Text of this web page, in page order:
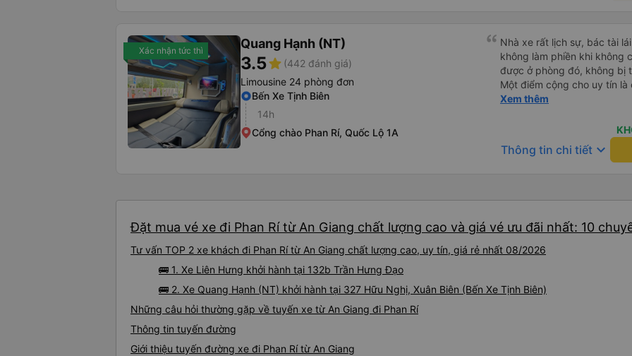
từ Đà Nẵng (bến xe Đà
loại xe buýt khác với ba
nhưng vẫn khá thoải mái
đi 8-10 tiếng ngồi một chỗ.
Trang và sau đó được đưa
cũng vận chuyển hàng hóa
công ty này và đặt chỗ ngồi
Xác nhận tức thì Quang Hạnh (NT)
3.5star (442 đánh giá)
Limousine 24 phòng đơn
Bến Xe Tịnh Biên
14h
Cổng chào Phan Rí, Quốc Lộ 1A
Nhà xe rất lịch sự, bác tài
không làm phiền khi không
được ở phòng đó, không bị
Một điểm cộng cho uy tín
Xem thêm
Thông tin chi tiết keyboard_arrow_down
Đặt mua vé xe đi Phan Rí từ An Giang chất lượng cao và giá vé ưu đãi nhất: 10
Tư vấn TOP 2 xe khách đi Phan Rí từ An Giang chất lượng cao, uy tín, giá rẻ nhất 08/2026
🚌 1. Xe Liên Hưng khởi hành tại 132b Trần Hưng Đạo
🚌 2. Xe Quang Hạnh (NT) khởi hành tại 327 Hữu Nghị, Xuân Biên (Bến Xe Tịnh Biên)
Những câu hỏi thường gặp về tuyến xe từ An Giang đi Phan Rí
Thông tin tuyến đường
Giới thiệu tuyến đường xe đi Phan Rí từ An Giang